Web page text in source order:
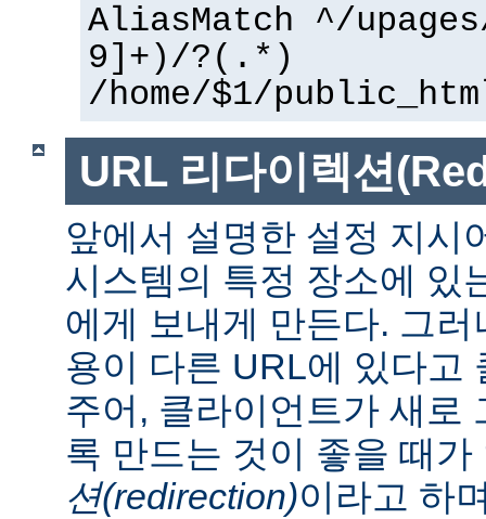
AliasMatch ^/
9]+)/?(.*)
/home/$1/
URL 리다이렉션
앞에서 설명한 설정 지시
시스템의 특정 장소에 있
에게 보내게 만든다. 그
용이 다른 URL에 있다고
주어, 클라이언트가 새로
록 만드는 것이 좋을 때
션(redirection)이라고 하